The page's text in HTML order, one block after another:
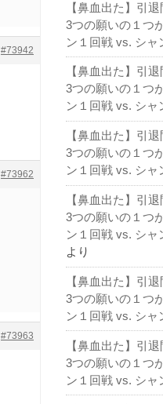
#73942
#73962
#73963
【鼻血出た】引
3つの願いの１つ
ン１回戦 vs. シャ
【鼻血出た】引
3つの願いの１つ
ン１回戦 vs. シャ
【鼻血出た】引
3つの願いの１つ
ン１回戦 vs. シャ
【鼻血出た】引
3つの願いの１つ
ン１回戦 vs. シャ
より
【鼻血出た】引
3つの願いの１つ
ン１回戦 vs. シャ
【鼻血出た】引
3つの願いの１つ
ン１回戦 vs. シャ